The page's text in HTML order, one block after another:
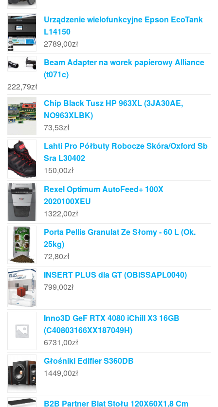
Urządzenie wielofunkcyjne Epson EcoTank
L14150
2789,00zł
Beam Adapter na worek papierowy Alliance
(t071c)
222,79zł
Chip Black Tusz HP 963XL (3JA30AE,
NO963XLBK)
73,53zł
Lahti Pro Półbuty Robocze Skóra/Oxford Sb
Sra L30402
150,00zł
Rexel Optimum AutoFeed+ 100X
2020100XEU
1322,00zł
Porta Pellis Granulat Ze Słomy - 60 L (Ok.
25kg)
72,80zł
INSERT PLUS dla GT (OBISSAPL0040)
799,00zł
Inno3D GeF RTX 4080 iChill X3 16GB
(C40803166XX187049H)
6731,00zł
Głośniki Edifier S360DB
1449,00zł
B2B Partner Blat Stołu 120X60X1,8 Cm